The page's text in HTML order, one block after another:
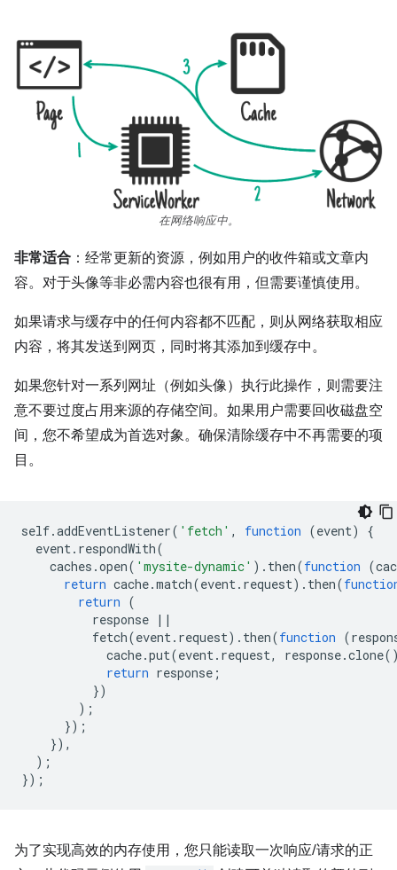
在网络响应中。
非常适合 ：经常更新的资源，例如用户的收件箱或文章内
容。对于头像等非必需内容也很有用，但需要谨慎使用。
如果请求与缓存中的任何内容都不匹配，则从网络获取相应
内容，将其发送到网页，同时将其添加到缓存中。
如果您针对一系列网址（例如头像）执行此操作，则需要注
意不要过度占用来源的存储空间。如果用户需要回收磁盘空
间，您不希望成为首选对象。确保清除缓存中不再需要的项
目。
self.addEventListener( 'fetch' , function (event)
{
event. respondWith(
caches .open( 'mysite-dynamic' ). then(function (
return cache.match(event. request). then(
return (
response ||
fetch(event. request). then(function (
cache.put(event. request, response.clone
return response ;
})
);
});
}),
);
});
为了实现高效的内存使用，您只能读取一次响应/请求的正